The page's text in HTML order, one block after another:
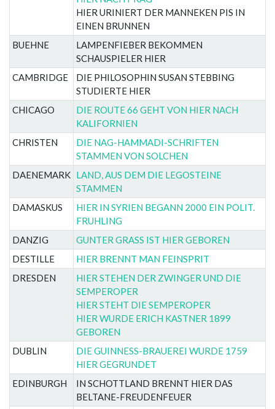
HIER URINIERT DER MANNEKEN PIS IN
EINEN BRUNNEN
BUEHNE
LAMPENFIEBER BEKOMMEN
SCHAUSPIELER HIER
CAMBRIDGE
DIE PHILOSOPHIN SUSAN STEBBING
STUDIERTE HIER
CHICAGO
DIE ROUTE 66 GEHT VON HIER NACH
KALIFORNIEN
CHRISTEN
DIE NAG-HAMMADI-SCHRIFTEN
STAMMEN VON SOLCHEN
DAENEMARK LAND, AUS DEM DIE LEGOSTEINE
STAMMEN
DAMASKUS
HIER IN SYRIEN BEGANN 2000 EIN POLIT.
FRUHLING
DANZIG
GUNTER GRASS IST HIER GEBOREN
DESTILLE
HIER BRENNT MAN FEINSPRIT
DRESDEN
HIER STEHEN DER ZWINGER UND DIE
SEMPEROPER
HIER STEHT DIE SEMPEROPER
HIER WURDE ERICH KASTNER 1899
GEBOREN
DUBLIN
DIE GUINNESS-BRAUEREI WURDE 1759
HIER GEGRUNDET
EDINBURGH
IN SCHOTTLAND BRENNT HIER DAS
BELTANE-FREUDENFEUER